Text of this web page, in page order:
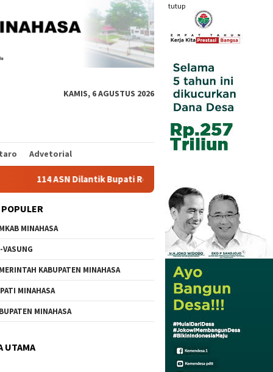
tutup
KAMIS, 6 AGUSTUS 2026
Advetorial
ASN Dilantik Bupati Robby Dondokambey, Ini Daftar Nama
MINAHASA
VASUNG
KABUPATEN MINAHASA
MINAHASA
MINAHASA
UTAMA